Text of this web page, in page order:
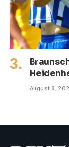
August 8,